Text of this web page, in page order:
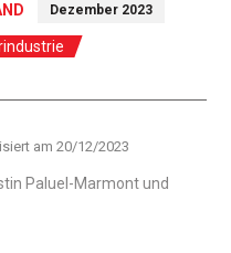
Dezember 2023
am 20/12/2023
Paluel-Marmont und